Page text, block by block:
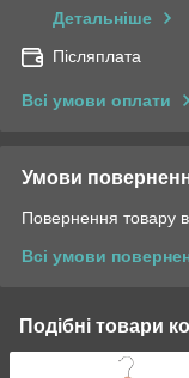
Детальніше
Післяплата
Всі умови оплати
Умови
Повернення товару
Всі умови
Подібні товари